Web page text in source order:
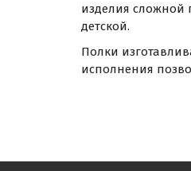
изделия сложной
детской.
Полки
исполнения